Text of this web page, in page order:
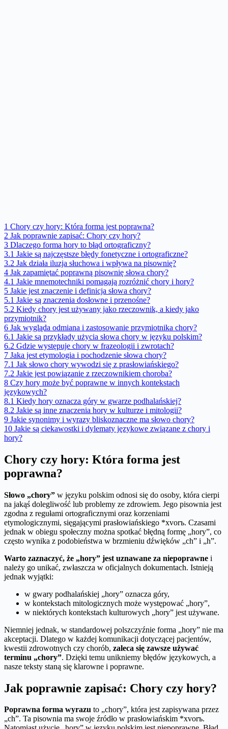
1 Chory czy hory: Która forma jest poprawna?
2 Jak poprawnie zapisać: Chory czy hory?
3 Dlaczego forma hory to błąd ortograficzny?
3.1 Jakie są najczęstsze błędy fonetyczne i ortograficzne?
3.2 Jak działa iluzja słuchowa i wpływa na pisownię?
4 Jak zapamiętać poprawną pisownię słowa chory?
4.1 Jakie mnemotechniki pomagają rozróżnić chory i hory?
5 Jakie jest znaczenie i definicja słowa chory?
5.1 Jakie są znaczenia dosłowne i przenośne?
5.2 Kiedy chory jest używany jako rzeczownik, a kiedy jako
przymiotnik?
6 Jak wygląda odmiana i zastosowanie przymiotnika chory?
6.1 Jakie są przykłady użycia słowa chory w języku polskim?
6.2 Gdzie występuje chory w frazeologii i zwrotach?
7 Jaka jest etymologia i pochodzenie słowa chory?
7.1 Jak słowo chory wywodzi się z prasłowiańskiego?
7.2 Jakie jest powiązanie z rzeczownikiem choroba?
8 Czy hory może być poprawne w innych kontekstach
językowych?
8.1 Kiedy hory oznacza góry w gwarze podhalańskiej?
8.2 Jakie są inne znaczenia hory w kulturze i mitologii?
9 Jakie synonimy i wyrazy bliskoznaczne ma słowo chory?
10 Jakie są ciekawostki i dylematy językowe związane z chory i
hory?
Chory czy hory: Która forma jest
poprawna?
Słowo „chory” w języku polskim odnosi się do osoby, która cierpi
na jakąś dolegliwość lub problemy ze zdrowiem. Jego pisownia jest
zgodna z regułami ortograficznymi oraz korzeniami
etymologicznymi, sięgającymi prasłowiańskiego *xvorъ. Czasami
jednak w obiegu społeczny można spotkać błędną formę „hory”, co
często wynika z podobieństwa w brzmieniu dźwięków „ch” i „h”.
Warto zaznaczyć, że „hory” jest uznawane za niepoprawne i
należy go unikać, zwłaszcza w oficjalnych dokumentach. Istnieją
jednak wyjątki:
w gwary podhalańskiej „hory” oznacza góry,
w kontekstach mitologicznych może występować „hory”,
w niektórych kontekstach kulturowych „hory” jest używane.
Niemniej jednak, w standardowej polszczyźnie forma „hory” nie ma
akceptacji. Dlatego w każdej komunikacji dotyczącej pacjentów,
kwestii zdrowotnych czy chorób, zaleca się zawsze używać
terminu „chory”. Dzięki temu unikniemy błędów językowych, a
nasze teksty staną się klarowne i poprawne.
Jak poprawnie zapisać: Chory czy hory?
Poprawna forma wyrazu to „chory”, która jest zapisywana przez
„ch”. Ta pisownia ma swoje źródło w prasłowiańskim *xvorъ.